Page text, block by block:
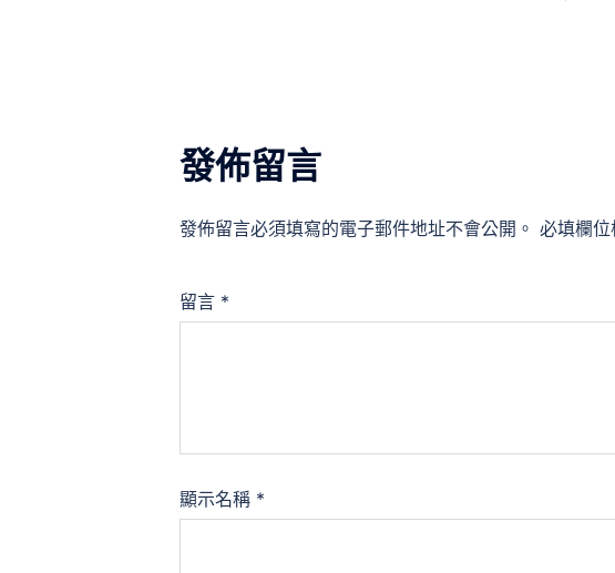
發佈留言
發佈留言必須填寫的電子郵件地址不會公開。 必填欄位
留言 *
顯示名稱 *